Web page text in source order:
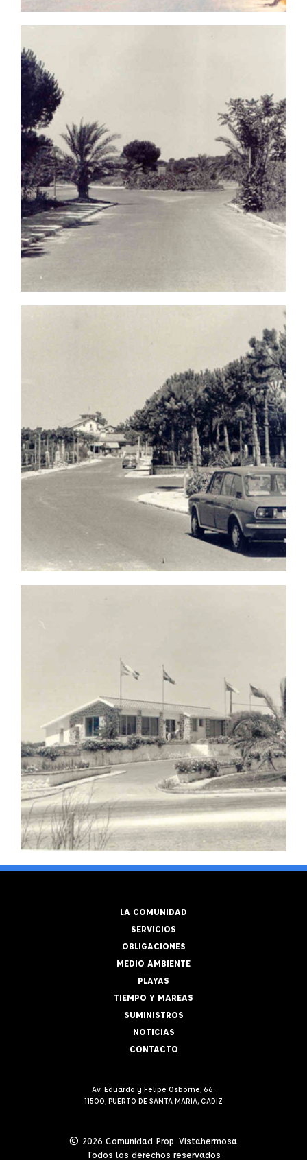
LA COMUNIDAD
SERVICIOS
OBLIGACIONES
MEDIO AMBIENTE
PLAYAS
TIEMPO Y MAREAS
SUMINISTROS
NOTICIAS
CONTACTO
Av. Eduardo y Felipe Osborne, 66.
11500, PUERTO DE SANTA MARIA, CADIZ
© 2026 Comunidad Prop. Vistahermosa.
Todos los derechos reservados